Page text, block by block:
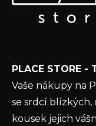
nových produktech
ochrany
PŘIHLÁSIT SE
PLACE STORE
Vaše nákupy na
se srdcí blízkých,
kousek jejich